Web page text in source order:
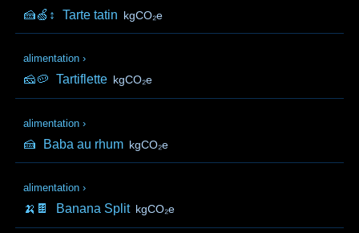
🍰🍏↕️ Tarte tatin kgCO₂e
alimentation ›
🧀🥔 Tartiflette kgCO₂e
alimentation ›
🍰 Baba au rhum kgCO₂e
alimentation ›
🍌🍫 Banana Split kgCO₂e